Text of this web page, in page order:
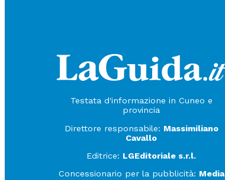
Testata d'informazione in Cuneo e
provincia
Direttore responsabile: Massimiliano
Cavallo
Editrice: LGEditoriale s.r.l.
Concessionario per la pubblicità: Media